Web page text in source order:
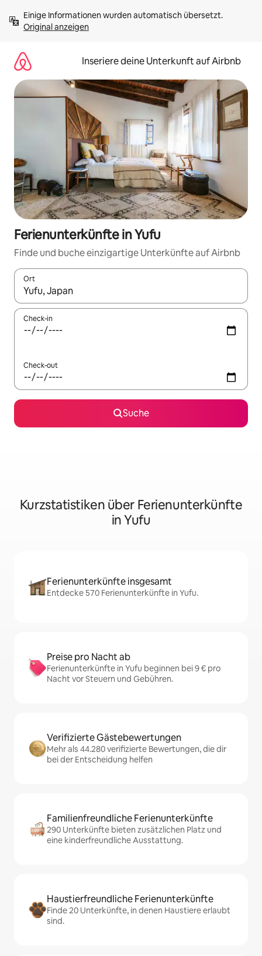
Inhalten
springenOriginal anzeigen
Inseriere deine Unterkunft auf Airbnb
Ferienunterkünfte in Yufu
Finde und buche einzigartige Unterkünfte auf Airbnb
Ort
Wenn Ergebnisse verfügbar sind, navigiere mit den
Check-in
Check-out
Suche
Kurzstatistiken über Ferienunterkünfte
in Yufu
Ferienunterkünfte insgesamt
Entdecke 570 Ferienunterkünfte in Yufu.
Preise pro Nacht ab
Ferienunterkünfte in Yufu beginnen bei 9 € pro
Nacht vor Steuern und Gebühren.
Verifizierte Gästebewertungen
Mehr als 44.280 verifizierte Bewertungen, die dir
bei der Entscheidung helfen
Familienfreundliche Ferienunterkünfte
290 Unterkünfte bieten zusätzlichen Platz und
eine kinderfreundliche Ausstattung.
Haustierfreundliche Ferienunterkünfte
Finde 20 Unterkünfte, in denen Haustiere erlaubt
sind.